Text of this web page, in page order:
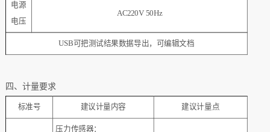
电源
电压
AC220V 50Hz
USB可把测试结果数据导出，可编辑文档
四、计量要求
标准号 建议计量内容 建议计量点
压力传感器：